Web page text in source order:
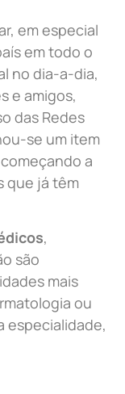
em especial
em todo o
no dia-a-dia,
e amigos,
das Redes
se um item
a
que já têm
,
são
mais
ou
especialidade,